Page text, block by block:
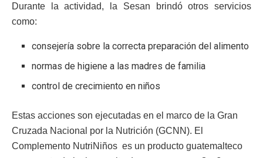
Durante la actividad, la Sesan brindó otros servicios
como:
consejería sobre la correcta preparación del alimento
normas de higiene a las madres de familia
control de crecimiento en niños
Estas acciones son ejecutadas en el marco de la Gran
Cruzada Nacional por la Nutrición (GCNN). El
Complemento NutriNiños es un producto guatemalteco